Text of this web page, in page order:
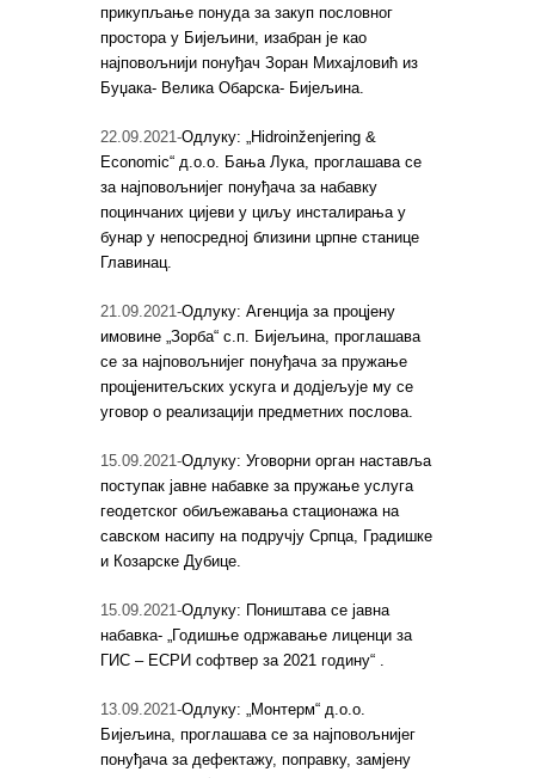
прикупљање понуда за закуп пословног
простора у Бијељини, изабран је као
најповољнији понуђач Зоран Михајловић из
Буџака- Велика Обарска- Бијељина.
22.09.2021-Одлуку: „Hidroinženjering &
Economic“ д.о.о. Бања Лука, проглашава се
за најповољнијег понуђача за набавку
поцинчаних цијеви у циљу инсталирања у
бунар у непосредној близини црпне станице
Главинац.
21.09.2021-Одлуку: Агенција за процјену
имовине „Зорба“ с.п. Бијељина, проглашава
се за најповољнијег понуђача за пружање
процјенитељских ускуга и додјељује му се
уговор о реализацији предметних послова.
15.09.2021-Одлуку: Уговорни орган наставља
поступак јавне набавке за пружање услуга
геодетског обиљежавања стационажа на
савском насипу на подручју Српца, Градишке
и Козарске Дубице.
15.09.2021-Одлуку: Поништава се јавна
набавка- „Годишње одржавање лиценци за
ГИС – ЕСРИ софтвер за 2021 годину“ .
13.09.2021-Одлуку: „Монтерм“ д.о.о.
Бијељина, проглашава се за најповољнијег
понуђача за дефектажу, поправку, замјену